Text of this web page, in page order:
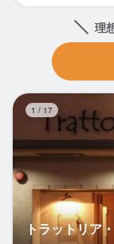
理
1 / 17
トラットリア